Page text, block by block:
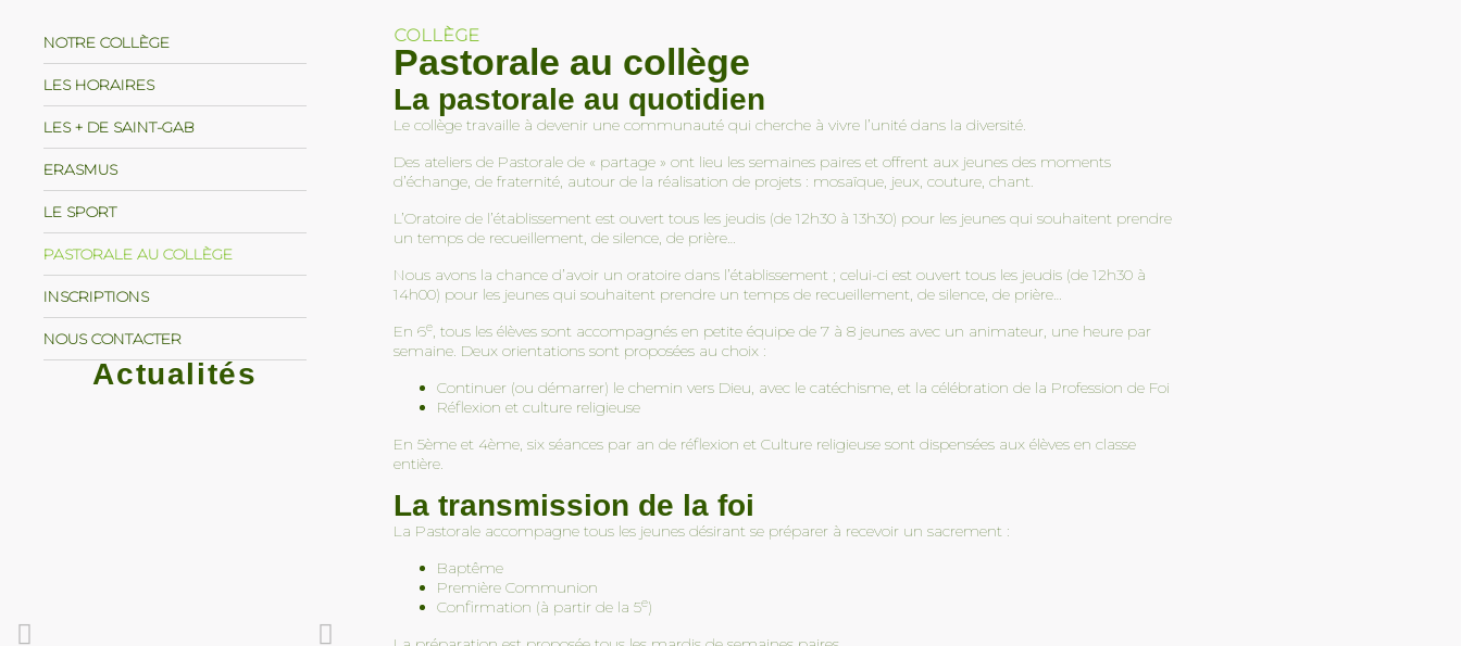
NOTRE COLLÈGE
LES HORAIRES
LES + DE SAINT-GAB
ERASMUS
LE SPORT
PASTORALE AU COLLÈGE
INSCRIPTIONS
NOUS CONTACTER
Actualités
En route vers Pâques
Journée Mondiale de la
Trisomie 21 !
COLLÈGE
Pastorale au collège
La pastorale au quotidien
Le collège travaille à devenir une communauté qui cherche à vivre l’unité dans la diversité.
Des ateliers de Pastorale de « partage » ont lieu les semaines paires et offrent aux jeunes des moments
d’échange, de fraternité, autour de la réalisation de projets : mosaïque, jeux, couture, chant.
L’Oratoire de l’établissement est ouvert tous les jeudis (de 12h30 à 13h30) pour les jeunes qui souhaitent prendre
un temps de recueillement, de silence, de prière…
Nous avons la chance d’avoir un oratoire dans l’établissement ; celui-ci est ouvert tous les jeudis (de 12h30 à
14h00) pour les jeunes qui souhaitent prendre un temps de recueillement, de silence, de prière…
En 6e, tous les élèves sont accompagnés en petite équipe de 7 à 8 jeunes avec un animateur, une heure par
semaine. Deux orientations sont proposées au choix :
Continuer (ou démarrer) le chemin vers Dieu, avec le catéchisme, et la célébration de la Profession de Foi
Réflexion et culture religieuse
En 5ème et 4ème, six séances par an de réflexion et Culture religieuse sont dispensées aux élèves en classe
entière.
La transmission de la foi
La Pastorale accompagne tous les jeunes désirant se préparer à recevoir un sacrement :
Baptême
Première Communion
Confirmation (à partir de la 5e)